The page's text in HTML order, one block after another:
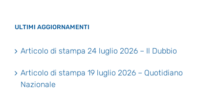
ULTIMI AGGIORNAMENTI
Articolo di stampa 24 luglio 2026 – Il Dubbio
Articolo di stampa 19 luglio 2026 – Quotidiano
Nazionale